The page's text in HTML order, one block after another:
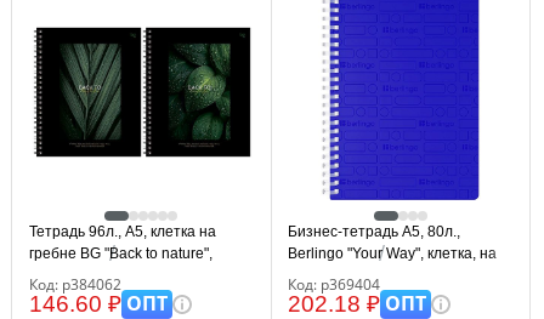
Тетрадь 96л., А5, клетка на
гребне BG "Back to nature",
глянцевая ламинация,
тиснение фольгой, твердая
Код: р384062
146.60 ₽ОПТ
Бизнес-тетрадь A5, 80л.,
Berlingo "Your Way", клетка, на
силиконовом гребне, 80г/м2,
пластик обложка 600мкм, синяя
Код: р369404
202.18 ₽ОПТ